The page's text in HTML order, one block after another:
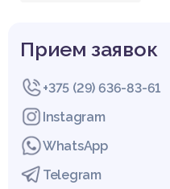
Прием заявок
+375 (29) 636-83-61
Instagram
WhatsApp
Telegram